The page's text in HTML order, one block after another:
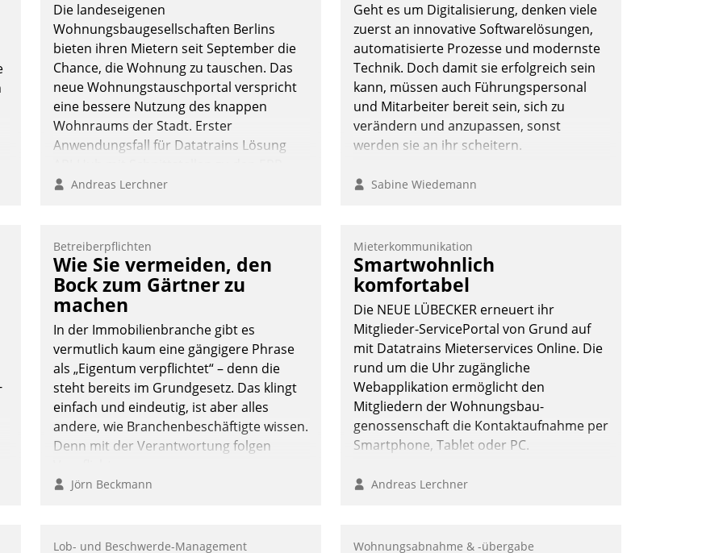
Andreas Lerchner
Die landeseigenen
Wohnungsbaugesellschaften Berlins
bieten ihren Mietern seit September die
Chance, die Wohnung zu tauschen. Das
neue Wohnungstauschportal verspricht
eine bessere Nutzung des knappen
Wohnraums der Stadt. Erster
Anwendungsfall für Datatrains Lösung
Systemen der Unternehmen.
Andreas Lerchner
Geht es um Digitalisierung, denken viele
zuerst an innovative Softwarelösungen,
automatisierte Prozesse und modernste
Technik. Doch damit sie erfolgreich sein
kann, müssen auch Führungspersonal
und Mitarbeiter bereit sein, sich zu
verändern und anzupassen, sonst
werden sie an ihr scheitern.
Sabine Wiedemann
Betreiberpflichten
Wie Sie vermeiden, den
Bock zum Gärtner zu
machen
In der Immobilienbranche gibt es
vermutlich kaum eine gängigere Phrase
als „Eigentum verpflichtet“ – denn die
steht bereits im Grundgesetz. Das klingt
einfach und eindeutig, ist aber alles
andere, wie Branchenbeschäftigte wissen.
Denn mit der Verantwortung folgen
Jörn Beckmann
Mieterkommunikation
Smartwohnlich
komfortabel
Die NEUE LÜBECKER erneuert ihr
Mitglieder-ServicePortal von Grund auf
mit Datatrains Mieterservices Online. Die
rund um die Uhr zugängliche
Webapplikation ermöglicht den
Mitgliedern der Wohnungs­bau­
genossenschaft die Kontaktaufnahme per
Smartphone, Tablet oder PC.
Andreas Lerchner
Lob- und Beschwerde-Management Wohnungsabnahme & -übergabe